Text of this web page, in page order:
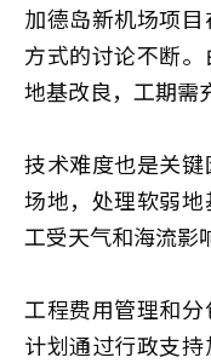
加德岛新机场项
方式的讨论不断
地基改良，工期需
技术难度也是关
场地，处理软弱
工受天气和海流影
工程费用管理和
计划通过行政支